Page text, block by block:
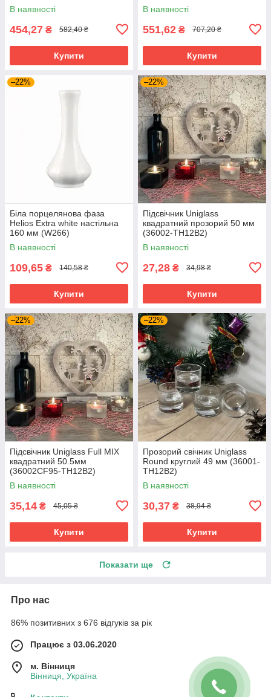
В наявності
454,27 ₴ 582,40 ₴
Купити
В наявності
551,62 ₴ 707,20 ₴
Купити
–22%
Біла порцелянова фаза
Helios Extra white настільна
160 мм (W266)
В наявності
109,65 ₴ 140,58 ₴
Купити
–22%
Підсвічник Uniglass
квадратний прозорий 50 мм
(36002-TH12B2)
В наявності
27,28 ₴ 34,98 ₴
Купити
–22%
Підсвічник Uniglass Full MIX
квадратний 50.5мм
(36002CF95-TH12B2)
В наявності
35,14 ₴ 45,05 ₴
Купити
–22%
Прозорий свічник Uniglass
Round круглий 49 мм (36001-
TH12B2)
В наявності
30,37 ₴ 38,94 ₴
Купити
Показати ще
Про нас
86% позитивних з 676 відгуків за рік
Працює з 03.06.2020
м. Вінниця
Вінниця, Україна